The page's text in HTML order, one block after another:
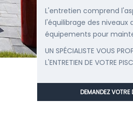
L'entretien comprend
l'équilibrage des niveaux
équipements pour
UN SPÉCIALISTE VOUS
L'ENTRETIEN DE VOTRE
DEMANDEZ